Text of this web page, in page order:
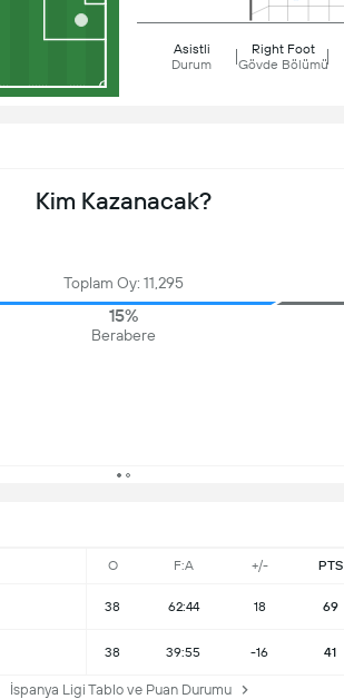
Asistli
Durum
Right Foot
Gövde Bölümü
O F:A +/- PTS
38 62:44 18 69
38 39:55 -16 41
İspanya Ligi Tablo ve Puan Durumu
Kim Kazanacak?
Toplam Oy: 11,295
15%
Berabere